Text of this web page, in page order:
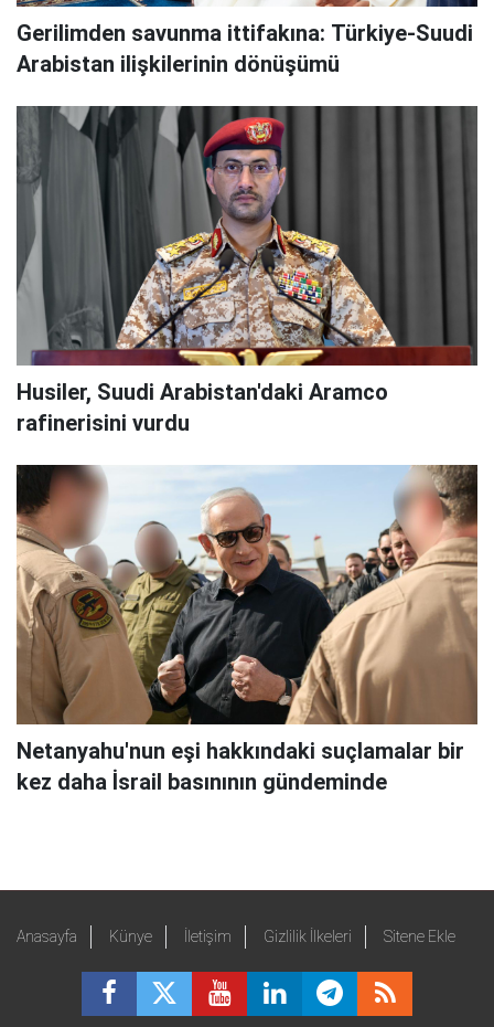
Gerilimden savunma ittifakına: Türkiye-Suudi
Arabistan ilişkilerinin dönüşümü
Husiler, Suudi Arabistan'daki Aramco
rafinerisini vurdu
Netanyahu'nun eşi hakkındaki suçlamalar bir
kez daha İsrail basınının gündeminde
Anasayfa Künye İletişim Gizlilik İlkeleri Sitene Ekle